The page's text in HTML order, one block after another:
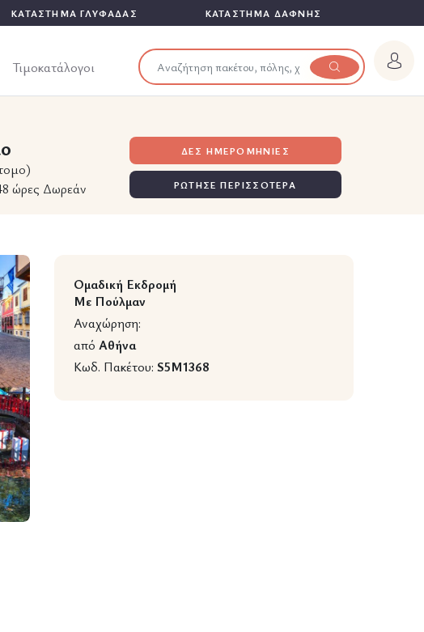
ΚΑΤΑΣΤΗΜΑ ΓΛΥΦΑΔΑΣ ΚΑΤΑΣΤΗΜΑ ΔΑΦΝΗΣ
Τιμοκατάλογοι
ώρες Δωρεάν
ΔΕΣ ΗΜΕΡΟΜΗΝΙΕΣ
ΡΩΤΗΣΕ ΠΕΡΙΣΣΟΤΕΡΑ
Ομαδική Εκδρομή
Με Πούλμαν
Αναχώρηση:
από Αθήνα
Κωδ. Πακέτου: S5M1368